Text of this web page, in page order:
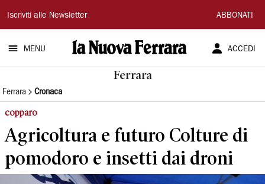
La
Nuova
Ferrara
Iscriviti alle Newsletter ABBONATI
MENU ACCEDI
Ferrara
Ferrara Cronaca
copparo
Agricoltura e futuro Colture di
pomodoro e insetti dai droni